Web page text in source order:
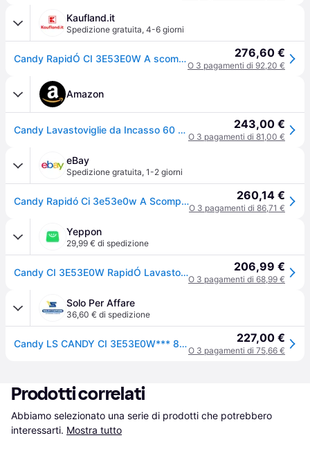
Kaufland.it
Spedizione gratuita, 4-6 giorni
Candy RapidÓ CI 3E53E0W A scomparsa totale 13 coperti 276,60 €
O 3 pagamenti di 92,20 €
Amazon
Candy Lavastoviglie da Incasso 60 cm, 13 Coperti, 5 Programmi, Mezzo Carico, Partenza Ritardata 3-6-9h, Ciclo Rapido 49 Minuti, Classe Energetica E, 53 dBCI 3E53E0W 243,00 €
O 3 pagamenti di 81,00 €
eBay
Spedizione gratuita, 1-2 giorni
Candy Rapidó Ci 3e53e0w A Scomparsa Totale 13 Coperti E 260,14 €
O 3 pagamenti di 86,71 €
Yeppon
29,99 € di spedizione
Candy CI 3E53E0W RapidÓ Lavastoviglie Incasso a Scomparsa Totale 13 coperti Classe E 53 dB 5 programmi (82x60x56 cm) colore Bianco 206,99 €
O 3 pagamenti di 68,99 €
Solo Per Affare
36,60 € di spedizione
Candy LS CANDY CI 3E53E0W*** 8059019054858 227,00 €
O 3 pagamenti di 75,66 €
Prodotti correlati
Abbiamo selezionato una serie di prodotti che potrebbero
interessarti. Mostra tutto